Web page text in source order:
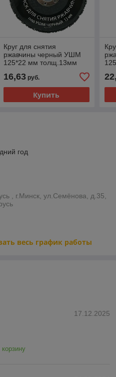
Круг для снятия
ржавчины черный УШМ
125*22 мм толщ.13мм
16,63руб.
Купить
год
, г.Минск, ул.Семёнова, д.35,
весь график работы
17.12.2025